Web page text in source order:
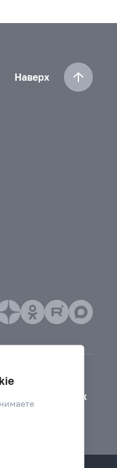
Наверх
слабовидящих